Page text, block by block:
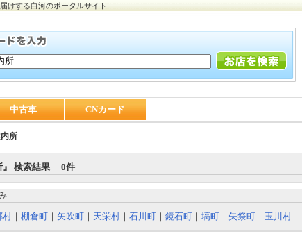
けする白河のポータルサイト
中古車 CNカード
所
』 検索結果 0件
村 ｜ 棚倉町 ｜ 矢吹町 ｜ 天栄村 ｜ 石川町 ｜ 鏡石町 ｜ 塙町 ｜ 矢祭町 ｜ 玉川村 ｜